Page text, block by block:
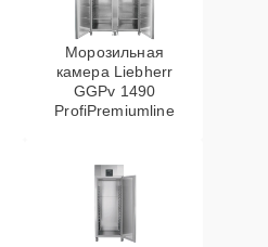
Морозильная
камера Liebherr
GGPv 1490
ProfiPremiumline